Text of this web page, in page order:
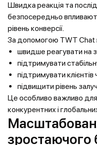
Швидка реакція та
безпосередньо
рівень конверсії.
За допомогою TWT Chat
швидше реагувати на
підтримувати
підтримувати клієнтів
підвищити рівень
Це особливо важливо
конкурентних і
зростаючого